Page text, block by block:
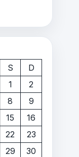
S
D
1
2
8
9
15
16
22
23
29
30